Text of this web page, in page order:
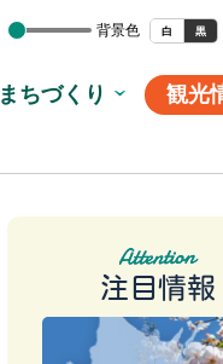
背景色 白 黒
まちづくり
観光
注目情報